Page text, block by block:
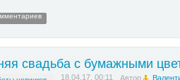
свадьба с бумажными
18.04.17, 00:11 Автор